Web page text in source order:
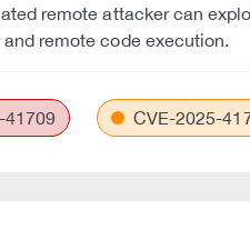
remote attacker can
remote code execution.
41709 CVE-2025-